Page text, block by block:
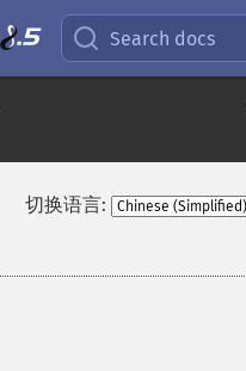
Search docs
切换语言: